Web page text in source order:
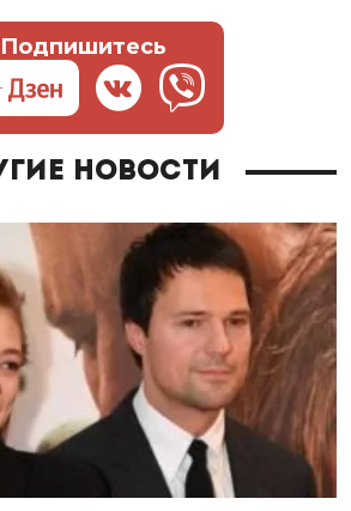
Подпишитесь
новости